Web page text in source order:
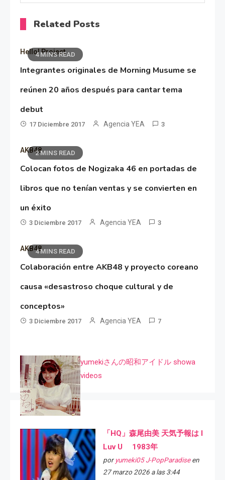
Related Posts
4 MINS READ
Hello! Project
Integrantes originales de Morning Musume se
reúnen 20 años después para cantar tema
debut
17 Diciembre 2017 Agencia YEA 3
2 MINS READ
AKB48
Colocan fotos de Nogizaka 46 en portadas de
libros que no tenían ventas y se convierten en
un éxito
3 Diciembre 2017 Agencia YEA 3
4 MINS READ
AKB48
Colaboración entre AKB48 y proyecto coreano
causa «desastroso choque cultural y de
conceptos»
3 Diciembre 2017 Agencia YEA 7
yumekiさんの昭和アイドル showa
videos
「HQ」森尾由美 天気予報は I
Luv U 1983年
por yumeki05 J-PopParadiseen
27 marzo 2026 a las 3:44